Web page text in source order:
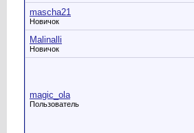
mascha21
Новичок
Malinalli
Новичок
magic_ola
Пользователь